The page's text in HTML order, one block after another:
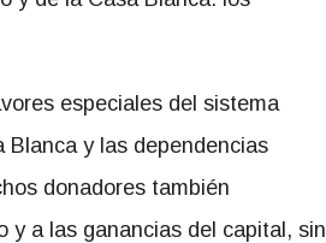
especiales del sistema
y las dependencias
donadores también
y a las ganancias del capital, sin